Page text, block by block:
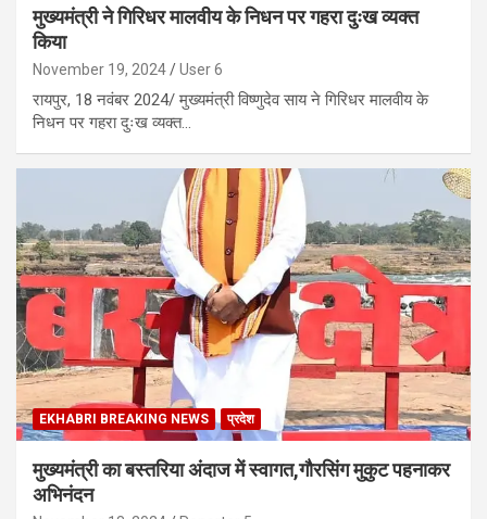
मुख्यमंत्री ने गिरिधर मालवीय के निधन पर गहरा दुःख व्यक्त
किया
November 19, 2024 User 6
रायपुर, 18 नवंबर 2024/ मुख्यमंत्री विष्णुदेव साय ने गिरिधर मालवीय के
निधन पर गहरा दुःख व्यक्त…
EKHABRI BREAKING NEWS प्रदेश
मुख्यमंत्री का बस्तरिया अंदाज में स्वागत,गौरसिंग मुकुट पहनाकर
अभिनंदन